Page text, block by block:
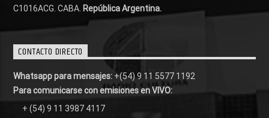
C1016ACG . CABA. República Argentina.
CONTACTO DIRECTO
Whatsapp para mensajes: +(54) 9 11 5577 1192
Para comunicarse con emisiones en VIVO:
+ (54) 9 11 3987 4117